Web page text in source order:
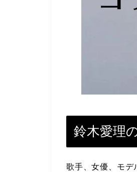
鈴木愛理
歌手、女優、モデ